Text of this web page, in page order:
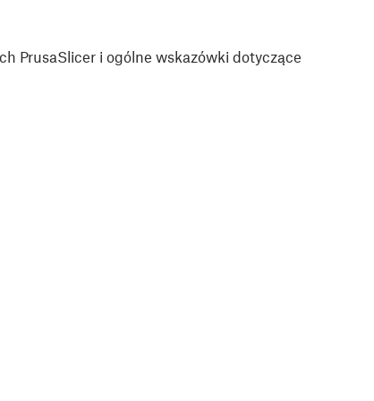
PrusaSlicer i ogólne wskazówki dotyczące